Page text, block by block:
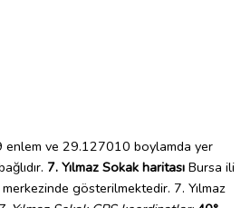
ve 29.127010 boylamda yer
7. Yılmaz Sokak haritası Bursa ili
gösterilmektedir. 7. Yılmaz